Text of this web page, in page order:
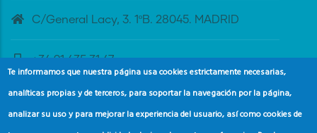
C/General Lacy, 3. 1ºB. 28045. MADRID
+34 91 435 31 47
banderaazul@adeac.es
Te informamos que nuestra página usa cookies estrictamente necesarias,
analíticas propias y de terceros, para soportar la navegación por la página,
analizar su uso y para mejorar la experiencia del usuario, así como cookies de